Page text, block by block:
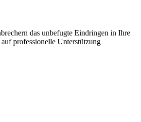
das unbefugte Eindringen in Ihre
professionelle Unterstützung